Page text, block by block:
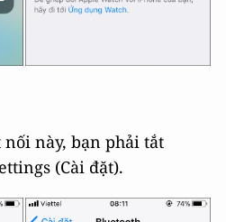
này, bạn phải tắt
(Cài đặt).